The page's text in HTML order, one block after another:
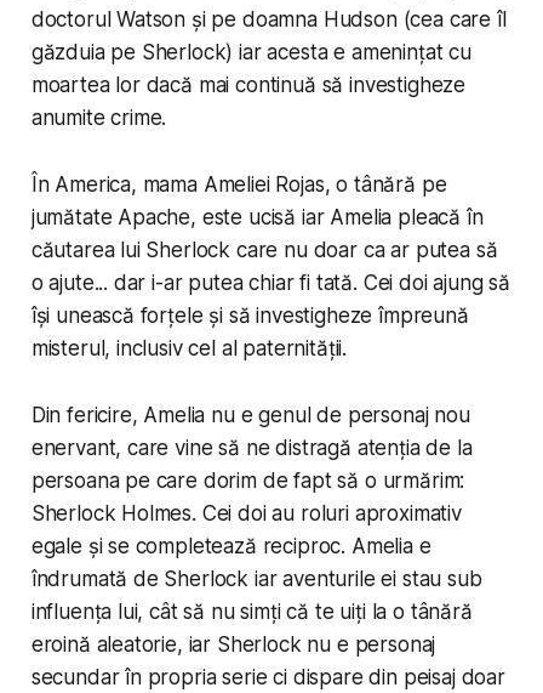
doctorul Watson și pe doamna Hudson (cea care îl
găzduia pe Sherlock) iar acesta e amenințat cu
moartea lor dacă mai continuă să investigheze
anumite crime.
În America, mama Ameliei Rojas, o tânără pe
jumătate Apache, este ucisă iar Amelia pleacă în
căutarea lui Sherlock care nu doar ca ar putea să
o ajute... dar i-ar putea chiar fi tată. Cei doi ajung să
își unească forțele și să investigheze împreună
misterul, inclusiv cel al paternității.
Din fericire, Amelia nu e genul de personaj nou
enervant, care vine să ne distragă atenția de la
persoana pe care dorim de fapt să o urmărim:
Sherlock Holmes. Cei doi au roluri aproximativ
egale și se completează reciproc. Amelia e
îndrumată de Sherlock iar aventurile ei stau sub
influența lui, cât să nu simți că te uiți la o tânără
eroină aleatorie, iar Sherlock nu e personaj
secundar în propria serie ci dispare din peisaj doar